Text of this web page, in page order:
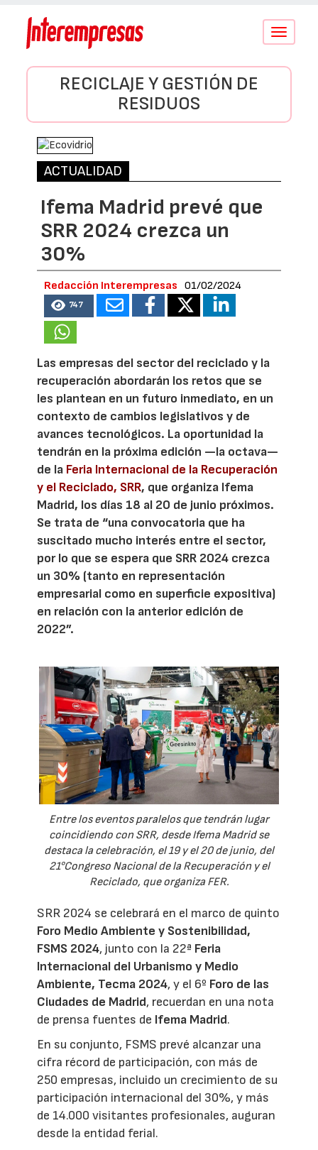
Conmutar
RECICLAJE Y GESTIÓN DE
RESIDUOS
ACTUALIDAD
Ifema Madrid prevé que
SRR 2024 crezca un
30%
Redacción Interempresas 01/02/2024
747
Las empresas del sector del reciclado y la
recuperación abordarán los retos que se
les plantean en un futuro inmediato, en un
contexto de cambios legislativos y de
avances tecnológicos. La oportunidad la
tendrán en la próxima edición —la octava—
de la Feria Internacional de la Recuperación
y el Reciclado, SRR, que organiza Ifema
Madrid, los días 18 al 20 de junio próximos.
Se trata de “una convocatoria que ha
suscitado mucho interés entre el sector,
por lo que se espera que SRR 2024 crezca
un 30% (tanto en representación
empresarial como en superficie expositiva)
en relación con la anterior edición de
2022”.
Entre los eventos paralelos que tendrán lugar
coincidiendo con SRR, desde Ifema Madrid se
destaca la celebración, el 19 y el 20 de junio, del
21°Congreso Nacional de la Recuperación y el
Reciclado, que organiza FER.
SRR 2024 se celebrará en el marco de quinto
Foro Medio Ambiente y Sostenibilidad,
FSMS 2024, junto con la 22ª Feria
Internacional del Urbanismo y Medio
Ambiente, Tecma 2024, y el 6º Foro de las
Ciudades de Madrid, recuerdan en una nota
de prensa fuentes de Ifema Madrid.
En su conjunto, FSMS prevé alcanzar una
cifra récord de participación, con más de
250 empresas, incluido un crecimiento de su
participación internacional del 30%, y más
de 14.000 visitantes profesionales, auguran
desde la entidad ferial.